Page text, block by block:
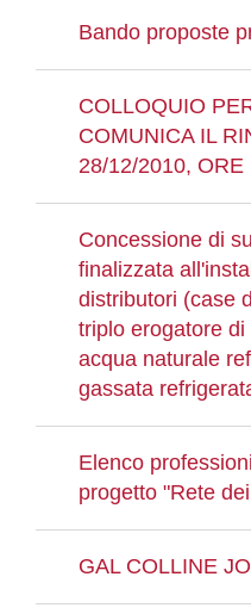
Bando proposte
COLLOQUIO
COMUNICA IL
28/12/2010, ORE
Concessione di
finalizzata
distributori (case
triplo erogatore
acqua naturale
gassata
Elenco
progetto "Rete
GAL COLLINE